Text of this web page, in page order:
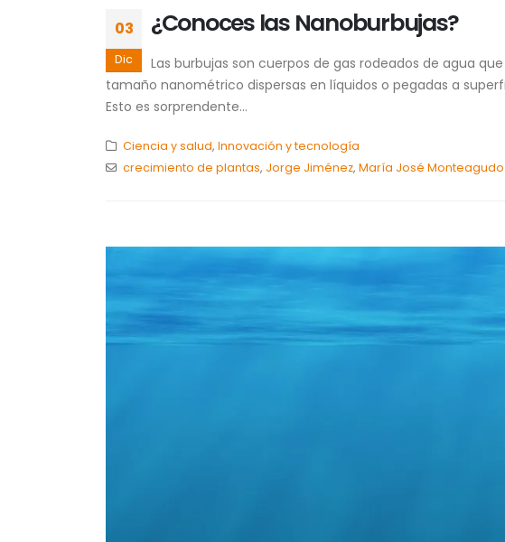
03
Dic
¿Conoces las Nanoburbujas?
Las burbujas son cuerpos de gas rodeados de agua
tamaño nanométrico dispersas en líquidos o pegadas a
Esto es sorprendente...
Ciencia y salud, Innovación y tecnología
crecimiento de plantas, Jorge Jiménez, María José